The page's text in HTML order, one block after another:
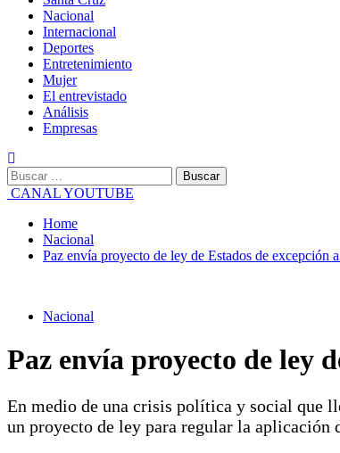
Nacional
Internacional
Deportes
Entretenimiento
Mujer
El entrevistado
Análisis
Empresas
Buscar:
CANAL YOUTUBE
Home
Nacional
Paz envía proyecto de ley de Estados de excepción
Nacional
Paz envía proyecto de ley
En medio de una crisis política y social que
un proyecto de ley para regular la aplicación